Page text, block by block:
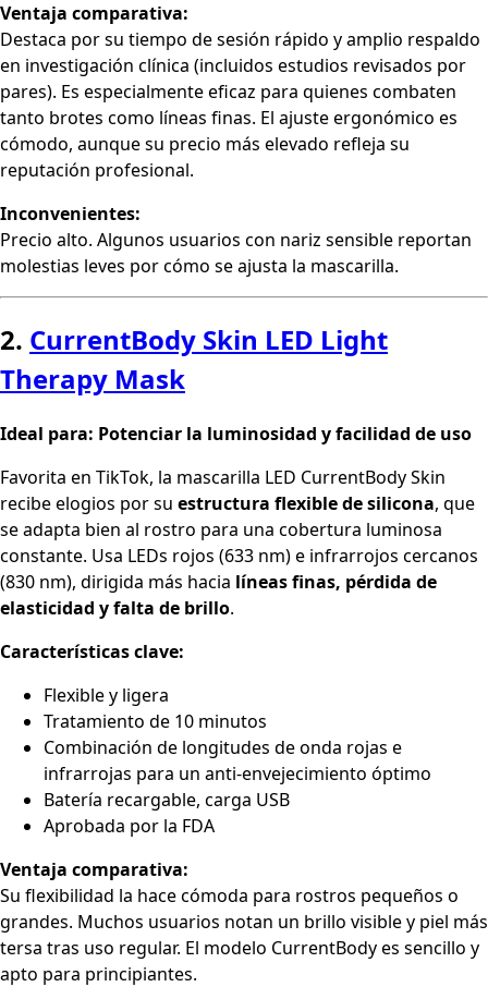
Ventaja comparativa:
Destaca por su tiempo de sesión rápido y amplio respaldo
en investigación clínica (incluidos estudios revisados por
pares). Es especialmente eficaz para quienes combaten
tanto brotes como líneas finas. El ajuste ergonómico es
cómodo, aunque su precio más elevado refleja su
reputación profesional.
Inconvenientes:
Precio alto. Algunos usuarios con nariz sensible reportan
molestias leves por cómo se ajusta la mascarilla.
2. CurrentBody Skin LED Light
Therapy Mask
Ideal para: Potenciar la luminosidad y facilidad de uso
Favorita en TikTok, la mascarilla LED CurrentBody Skin
recibe elogios por su estructura flexible de silicona, que
se adapta bien al rostro para una cobertura luminosa
constante. Usa LEDs rojos (633 nm) e infrarrojos cercanos
(830 nm), dirigida más hacia líneas finas, pérdida de
elasticidad y falta de brillo.
Características clave:
Flexible y ligera
Tratamiento de 10 minutos
Combinación de longitudes de onda rojas e
infrarrojas para un anti-envejecimiento óptimo
Batería recargable, carga USB
Aprobada por la FDA
Ventaja comparativa:
Su flexibilidad la hace cómoda para rostros pequeños o
grandes. Muchos usuarios notan un brillo visible y piel más
tersa tras uso regular. El modelo CurrentBody es sencillo y
apto para principiantes.